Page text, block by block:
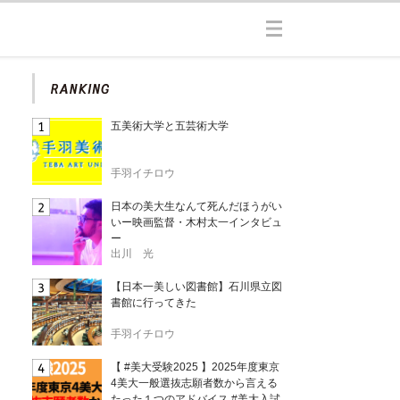
五美術大学と五芸術大学
手羽イチロウ
日本の美大生なんて死んだほうがい
いー映画監督・木村太一インタビュ
ー
出川 光
【日本一美しい図書館】石川県立図
書館に行ってきた
手羽イチロウ
【 #美大受験2025 】2025年度東京
4美大一般選抜志願者数から言える